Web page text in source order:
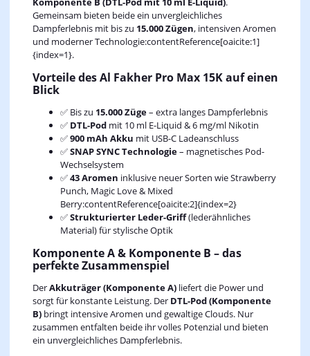
Gemeinsam bieten beide ein unvergleichliches
Dampferlebnis mit bis zu 15.000 Zügen, intensiven Aromen
und moderner Technologie:contentReference[oaicite:1]
{index=1}.
Vorteile des Al Fakher Pro Max 15K auf einen
Blick
✅ Bis zu 15.000 Züge– extra langes Dampferlebnis
✅ DTL-Podmit 10 ml E-Liquid & 6 mg/ml Nikotin
✅900 mAh Akku mit USB-C Ladeanschluss
✅SNAP SYNC Technologie– magnetisches Pod-
Wechselsystem
✅43 Aromen inklusive neuer Sorten wie Strawberry
Punch, Magic Love & Mixed
Berry:contentReference[oaicite:2]{index=2}
✅Strukturierter Leder-Griff(lederähnliches
Material) für stylische Optik
Komponente A & Komponente B – das
perfekte Zusammenspiel
DerAkkuträger (Komponente A)liefert die Power und
sorgt für konstante Leistung. Der DTL-Pod (Komponente
B)bringt intensive Aromen und gewaltige Clouds. Nur
zusammen entfalten beide ihr volles Potenzial und bieten
ein unvergleichliches Dampferlebnis.